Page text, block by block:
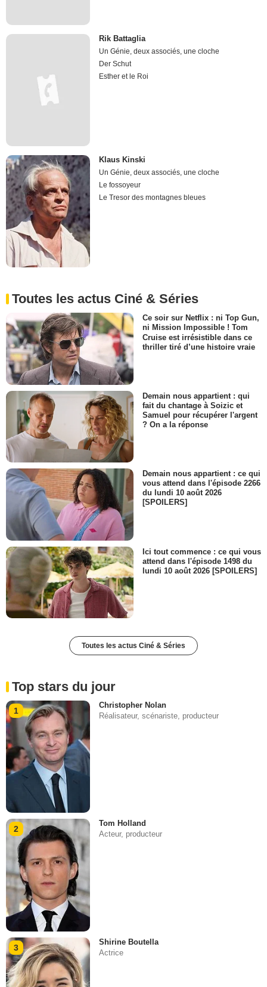
Rik Battaglia
Un Génie, deux associés, une cloche
Der Schut
Esther et le Roi
Klaus Kinski
Un Génie, deux associés, une cloche
Le fossoyeur
Le Tresor des montagnes bleues
Toutes les actus Ciné & Séries
Ce soir sur Netflix : ni Top Gun,
ni Mission Impossible ! Tom
Cruise est irrésistible dans ce
thriller tiré d’une histoire vraie
Demain nous appartient : qui
fait du chantage à Soizic et
Samuel pour récupérer l'argent
? On a la réponse
Demain nous appartient : ce qui
vous attend dans l'épisode 2266
du lundi 10 août 2026
[SPOILERS]
Ici tout commence : ce qui vous
attend dans l'épisode 1498 du
lundi 10 août 2026 [SPOILERS]
Toutes les actus Ciné & Séries
Top stars du jour
1
Christopher Nolan
Réalisateur, scénariste, producteur
2
Tom Holland
Acteur, producteur
3
Shirine Boutella
Actrice